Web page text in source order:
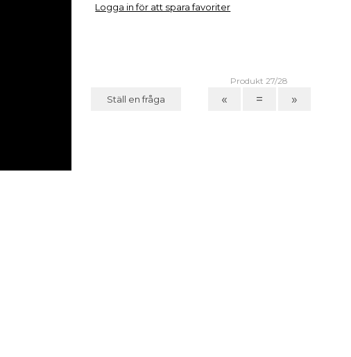
Logga in för att spara favoriter
Ställ en fråga
Produkt 27/28
« = »